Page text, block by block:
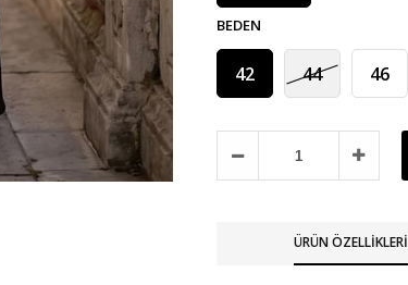
BEDEN
42 44 46
ÜRÜN ÖZELLIKLERI